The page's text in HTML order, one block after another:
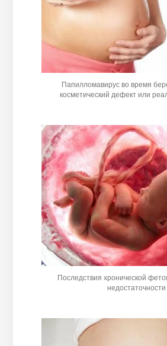
Папилломавирус во время
косметический дефект или
Последствия хронической
недостаточности